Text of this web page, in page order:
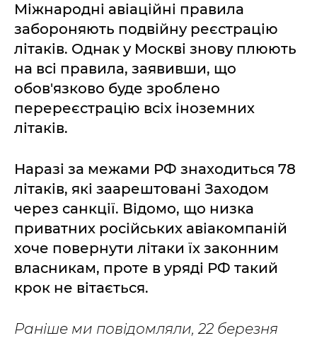
Міжнародні авіаційні правила
забороняють подвійну реєстрацію
літаків. Однак у Москві знову плюють
на всі правила, заявивши, що
обов'язково буде зроблено
перереєстрацію всіх іноземних
літаків.
Наразі за межами РФ знаходиться 78
літаків, які заарештовані Заходом
через санкції. Відомо, що низка
приватних російських авіакомпаній
хоче повернути літаки їх законним
власникам, проте в уряді РФ такий
крок не вітається.
Раніше ми повідомляли, 22 березня